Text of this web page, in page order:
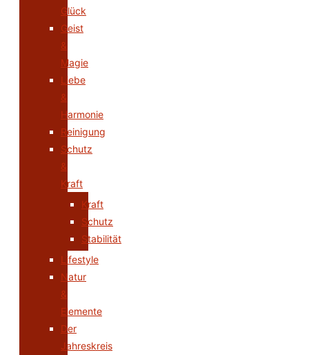
Glück
Geist
&
Magie
Liebe
&
Harmonie
Reinigung
Schutz
&
Kraft
Kraft
Schutz
Stabilität
Lifestyle
Natur
&
Elemente
Der
Jahreskreis